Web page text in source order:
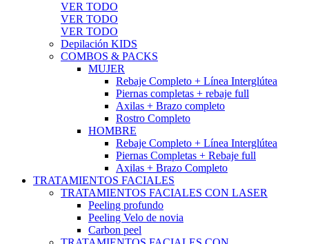
VER TODO
VER TODO
VER TODO
Depilación KIDS
COMBOS & PACKS
MUJER
Rebaje Completo + Línea Interglútea
Piernas completas + rebaje full
Axilas + Brazo completo
Rostro Completo
HOMBRE
Rebaje Completo + Línea Interglútea
Piernas Completas + Rebaje full
Axilas + Brazo Completo
TRATAMIENTOS FACIALES
TRATAMIENTOS FACIALES CON LASER
Peeling profundo
Peeling Velo de novia
Carbon peel